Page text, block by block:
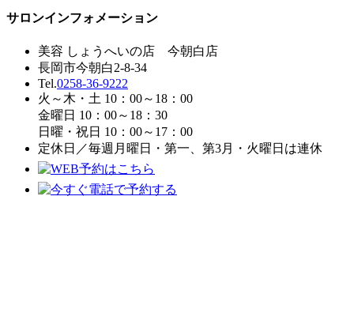
サロンインフォメーション
美容 しょうへいの店 今朝白店
長岡市今朝白2-8-34
Tel.0258-36-9222
火～木・土 10：00～18：00
金曜日 10：00～18：30
日曜・祝日 10：00～17：00
定休日／毎週月曜日・第一、第3月・火曜日は連休